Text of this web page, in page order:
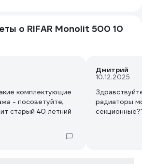
о RIFAR Monolit 500 10
комплектующие
- посоветуйте,
старый 40 летний
Дмитрий
10.12.2025
радиаторы